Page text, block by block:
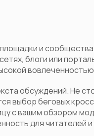
и
блоги или
обсуждений. Не
выбор беговых
с вашим обзором
для читателей